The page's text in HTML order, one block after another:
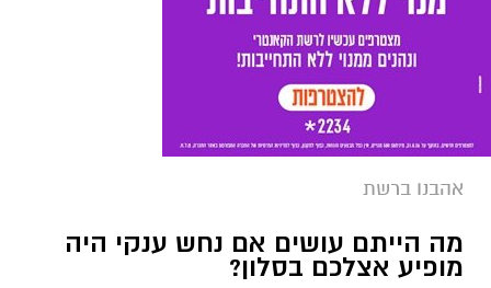
אהבנו ברשת
מה הייתם עושים אם נחש ענקי היה
מופיע אצלכם בסלון?